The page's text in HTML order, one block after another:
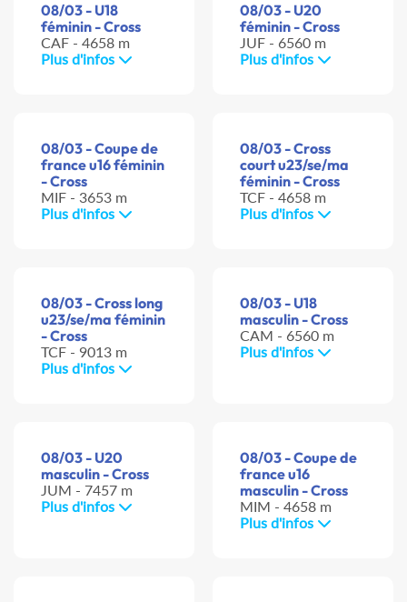
08/03 - U18
féminin - Cross
CAF - 4658 m
Plus d'infos
08/03 - U20
féminin - Cross
JUF - 6560 m
Plus d'infos
08/03 - Coupe de
france u16 féminin
- Cross
MIF - 3653 m
Plus d'infos
08/03 - Cross
court u23/se/ma
féminin - Cross
TCF - 4658 m
Plus d'infos
08/03 - Cross long
u23/se/ma féminin
- Cross
TCF - 9013 m
Plus d'infos
08/03 - U18
masculin - Cross
CAM - 6560 m
Plus d'infos
08/03 - U20
masculin - Cross
JUM - 7457 m
Plus d'infos
08/03 - Coupe de
france u16
masculin - Cross
MIM - 4658 m
Plus d'infos